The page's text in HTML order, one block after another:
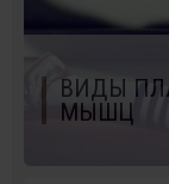
ВИДЫ
МЫШЦ